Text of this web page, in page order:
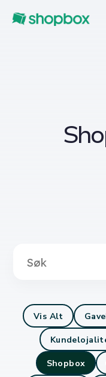
Vis Alt
Shopbox